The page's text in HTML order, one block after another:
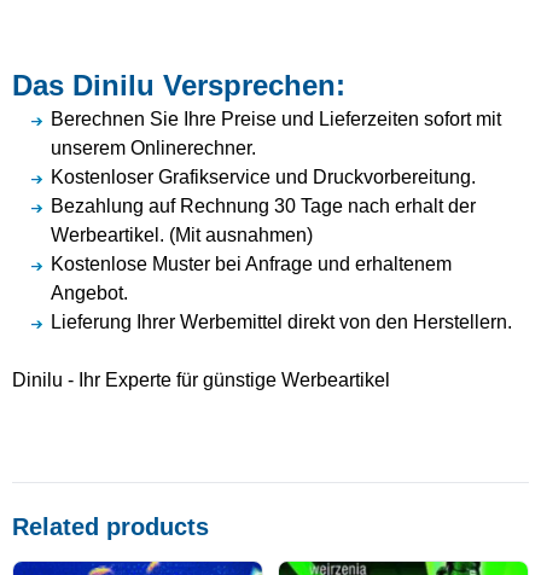
Das Dinilu Versprechen:
Berechnen Sie Ihre Preise und Lieferzeiten sofort mit
unserem Onlinerechner.
Kostenloser Grafikservice und Druckvorbereitung.
Bezahlung auf Rechnung 30 Tage nach erhalt der
Werbeartikel. (Mit ausnahmen)
Kostenlose Muster bei Anfrage und erhaltenem
Angebot.
Lieferung Ihrer Werbemittel direkt von den Herstellern.
Dinilu - Ihr Experte für günstige Werbeartikel
Related products